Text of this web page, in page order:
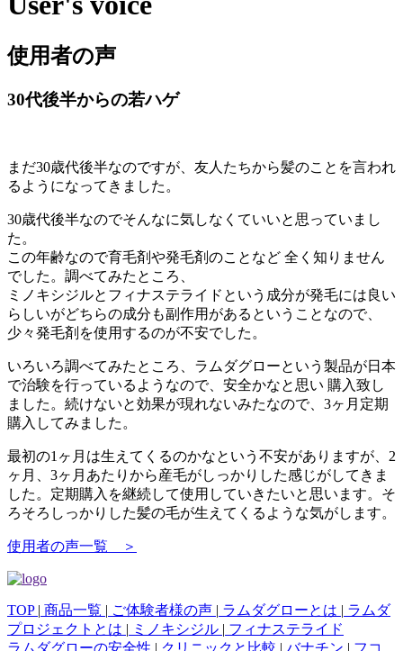
使用者の声
30代後半からの若ハゲ
まだ30歳代後半なのですが、友人たちから髪のことを言われ
るようになってきました。
30歳代後半なのでそんなに気しなくていいと思っていまし
た。
この年齢なので育毛剤や発毛剤のことなど 全く知りません
でした。調べてみたところ、
ミノキシジルとフィナステライドという成分が発毛には良い
らしいがどちらの成分も副作用があるということなので、
少々発毛剤を使用するのが不安でした。
いろいろ調べてみたところ、ラムダグローという製品が日本
で治験を行っているようなので、安全かなと思い 購入致し
ました。続けないと効果が現れないみたなので、3ヶ月定期
購入してみました。
最初の1ヶ月は生えてくるのかなという不安がありますが、2
ヶ月、3ヶ月あたりから産毛がしっかりした感じがしてきま
した。定期購入を継続して使用していきたいと思います。そ
ろそろしっかりした髪の毛が生えてくるような気がします。
使用者の声一覧 ＞
TOP | 商品一覧 | ご体験者様の声 | ラムダグローとは | ラムダ
プロジェクトとは | ミノキシジル | フィナステライド